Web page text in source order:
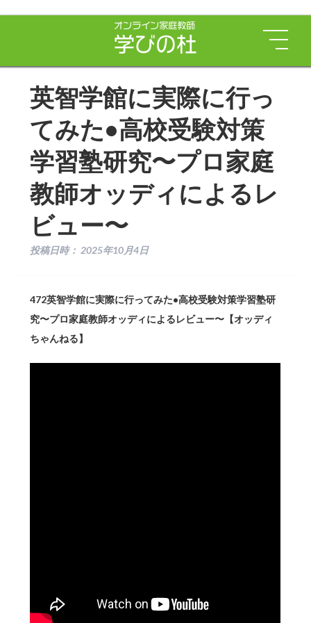
英智学館に実際に行っ
てみた•高校受験対策
学習塾研究〜プロ家庭
教師オッディによるレ
ビュー〜
投稿日時： 2025年10月4日
472英智学館に実際に行ってみた•高校受験対策学習塾研
究〜プロ家庭教師オッディによるレビュー〜【オッディ
ちゃんねる】